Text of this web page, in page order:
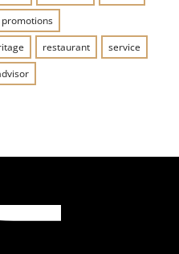
promotions
restaurant
service